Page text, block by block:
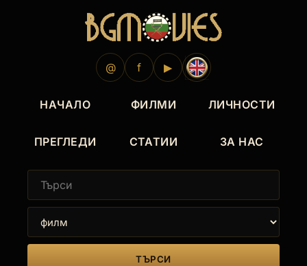
@ f ▶
НАЧАЛО ФИЛМИ ЛИЧНОСТИ
ПРЕГЛЕДИ СТАТИИ ЗА НАС
ТЪРСИ